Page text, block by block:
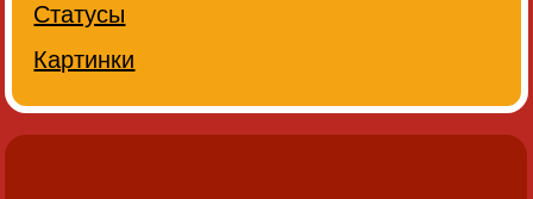
Статусы
Картинки